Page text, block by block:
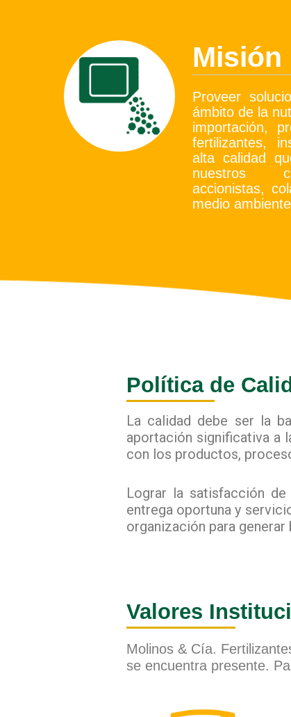
Misión
Proveer
ámbito de la
importación,
fertilizantes,
alta calidad
nuestros
accionistas,
medio
Política de
La calidad debe ser la
aportación significativa a
con los productos,
Lograr la satisfacción
entrega oportuna y
organización para
Valores
Molinos & Cía.
se encuentra presente.